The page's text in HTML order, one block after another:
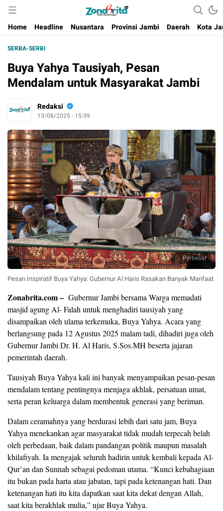
Berita Harian Negeri
Home
Headline Nusantara Provinsi Jambi Daerah Kota
SERBA-SERBI
Buya Yahya Tausiyah, Pesan
Mendalam untuk Masyarakat Jambi
Redaksi
13/08/2025 - 15:39
Perbesar
Pesan Inspiratif Buya Yahya: Gubernur Al Haris Rasakan Banyak Manfaat
Zonabrita.com – Gubernur Jambi bersama Warga memadati
masjid agung Al- Falah untuk menghadiri tausiyah yang
disampaikan oleh ulama terkemuka, Buya Yahya. Acara yang
berlangsung pada 12 Agustus 2025 malam tadi, dihadiri juga oleh
Gubernur Jambi Dr. H. Al Haris, S.Sos.MH beserta jajaran
pemerintah daerah.
Tausiyah Buya Yahya kali ini banyak menyampaikan pesan-pesan
mendalam tentang pentingnya menjaga akhlak, persatuan umat,
serta peran keluarga dalam membentuk generasi yang beriman.
​Dalam ceramahnya yang berdurasi lebih dari satu jam, Buya
Yahya menekankan agar masyarakat tidak mudah terpecah belah
oleh perbedaan, baik dalam pandangan politik maupun masalah
khilafiyah. Ia mengajak seluruh hadirin untuk kembali kepada Al-
Qur’an dan Sunnah sebagai pedoman utama. “Kunci kebahagiaan
itu bukan pada harta atau jabatan, tapi pada ketenangan hati. Dan
ketenangan hati itu kita dapatkan saat kita dekat dengan Allah,
saat kita berakhlak mulia,” ujar Buya Yahya.